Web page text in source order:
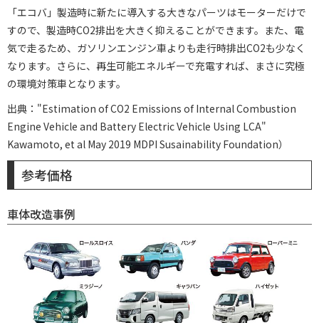
「エコバ」製造時に新たに導入する大きなパーツはモーターだけで
すので、製造時CO2排出を大きく抑えることができます。また、電
気で走るため、ガソリンエンジン車よりも走行時排出CO2も少なく
なります。さらに、再生可能エネルギーで充電すれば、まさに究極
の環境対策車となります。
出典："Estimation of CO2 Emissions of Internal Combustion
Engine Vehicle and Battery Electric Vehicle Using LCA"
Kawamoto, et al May 2019 MDPI Susainability Foundation）
参考価格
車体改造事例